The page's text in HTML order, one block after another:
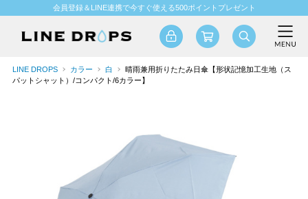
会員登録＆LINE連携で今すぐ使える500ポイントプレゼント
LINE DROPS カラー 白
晴雨兼用折りたたみ日傘【形状記憶加工生地（ス
パットシャット）/コンパクト/6カラー】